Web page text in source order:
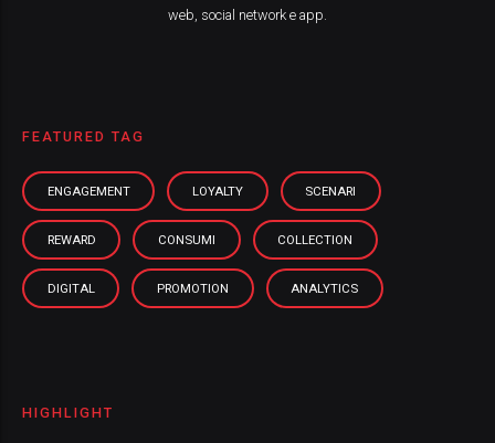
web, social network e app.
FEATURED TAG
ENGAGEMENT LOYALTY SCENARI
REWARD CONSUMI COLLECTION
DIGITAL PROMOTION ANALYTICS
HIGHLIGHT